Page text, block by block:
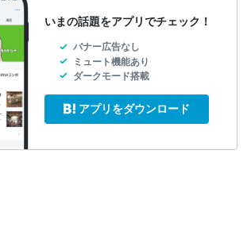
いまの話題をアプリでチェック！
バナー広告なし
ミュート機能あり
ダークモード搭載
アプリをダウンロード